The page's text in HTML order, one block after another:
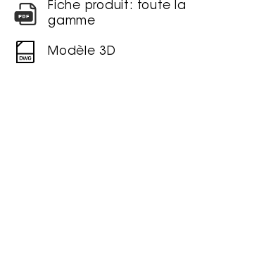
Fiche produit: toute la
gamme
Modèle 3D